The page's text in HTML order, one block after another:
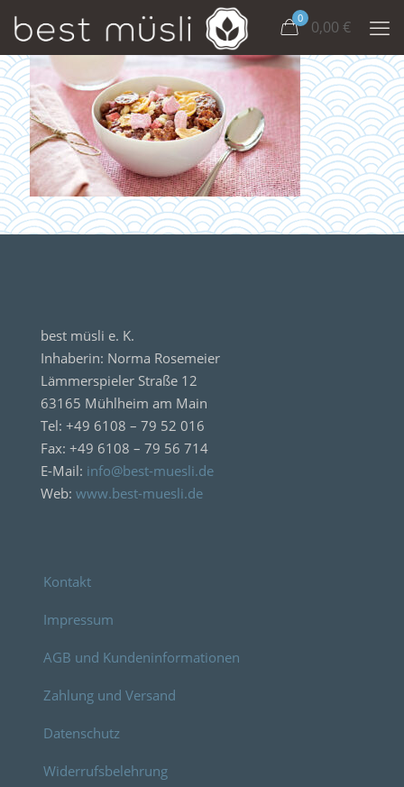
0 0,00 €
best müsli e. K.
Inhaberin: Norma Rosemeier
Lämmerspieler Straße 12
63165 Mühlheim am Main
Tel: +49 6108 – 79 52 016
Fax: +49 6108 – 79 56 714
E-Mail: info@best-muesli.de
Web: www.best-muesli.de
Kontakt
Impressum
AGB und Kundeninformationen
Zahlung und Versand
Datenschutz
Widerrufsbelehrung